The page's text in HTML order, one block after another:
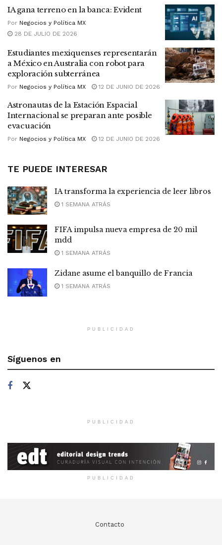
IA gana terreno en la banca: Evident
Por Negocios y Política MX
28 DE JULIO DE 2026
Estudiantes mexiquenses representarán
a México en Australia con robot para
exploración subterránea
Por Negocios y Política MX 12 DE JUNIO DE 2026
Astronautas de la Estación Espacial
Internacional se preparan ante posible
evacuación
Por Negocios y Política MX 12 DE JUNIO DE 2026
TE PUEDE INTERESAR
IA transforma la experiencia de leer libros
1 SEMANA ATRÁS
FIFA impulsa nueva empresa de 20 mil
mdd
1 SEMANA ATRÁS
Zidane asume el banquillo de Francia
1 SEMANA ATRÁS
PUBLICIDAD
Síguenos en
PUBLICIDAD
PUBLICIDAD
Contacto